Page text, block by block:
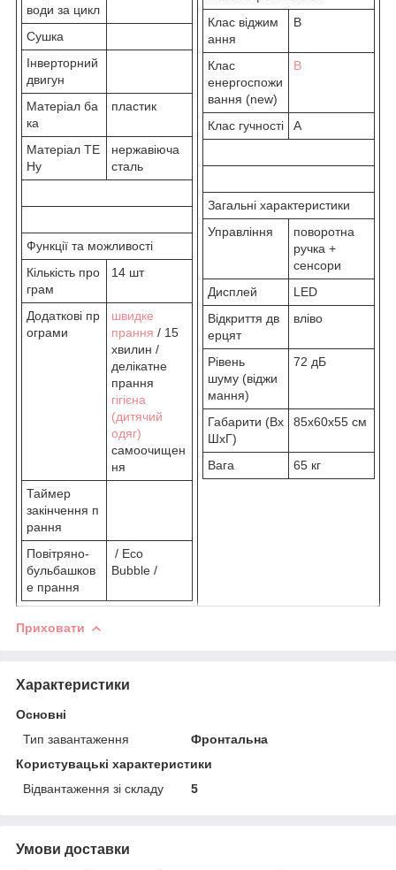
води за цикл
Сушка
Інверторний
двигун
Матеріал ба
ка
пластик
Матеріал ТЕ
Ну
нержавіюча
сталь
Функції та можливості
Кількість про
грам
14 шт
Додаткові пр
ограми
швидке
прання / 15
хвилин /
делікатне
прання
гігієна
(дитячий
одяг)
самоочищен
ня
Таймер
закінчення п
рання
Повітряно-
бульбашков
е прання
/ Eco
Bubble /
Клас віджим
ання
B
Клас
енергоспожи
вання (new)
B
Клас гучності A
Загальні характеристики
Управління
поворотна
ручка +
сенсори
Дисплей
LED
Відкриття дв
ерцят
вліво
Рівень
шуму (віджи
мання)
72 дБ
Габарити (Вх
ШхГ)
85x60x55 см
Вага 65 кг
Приховати
Характеристики
Основні
Тип завантаження
Фронтальна
Користувацькi характеристики
Відвантаження зі складу
5
Умови доставки